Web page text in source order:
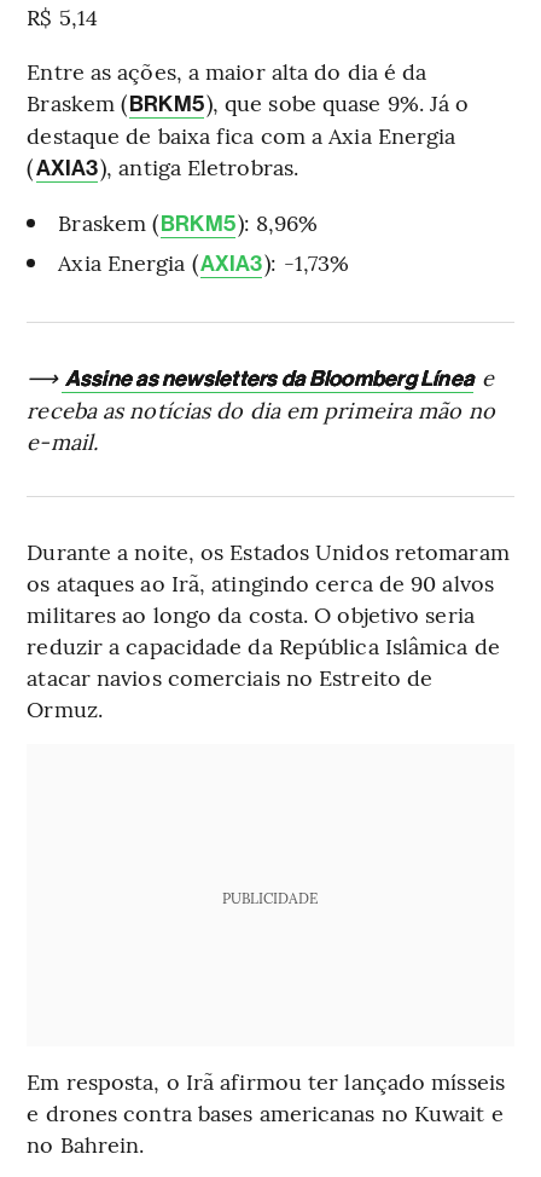
R$ 5,14
Entre as ações, a maior alta do dia é da
Braskem (BRKM5), que sobe quase 9%. Já o
destaque de baixa fica com a Axia Energia
(AXIA3), antiga Eletrobras.
Braskem (BRKM5): 8,96%
Axia Energia (AXIA3): -1,73%
⟶ Assine as newsletters da Bloomberg Línea e
receba as notícias do dia em primeira mão no
e-mail.
Durante a noite, os Estados Unidos retomaram
os ataques ao Irã, atingindo cerca de 90 alvos
militares ao longo da costa. O objetivo seria
reduzir a capacidade da República Islâmica de
atacar navios comerciais no Estreito de
Ormuz.
PUBLICIDADE
Em resposta, o Irã afirmou ter lançado mísseis
e drones contra bases americanas no Kuwait e
no Bahrein.